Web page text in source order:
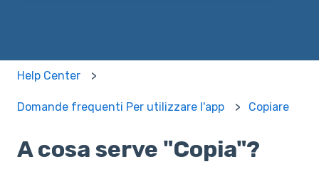
Help Center
Domande frequenti Per utilizzare l'app Copiare
A cosa serve "Copia"?